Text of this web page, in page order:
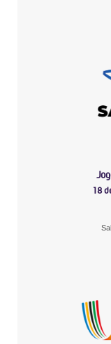
18